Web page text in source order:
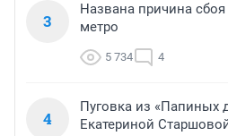
3
Названа причина
метро
5 734 4
4
Пуговка из «Папиных
Екатериной